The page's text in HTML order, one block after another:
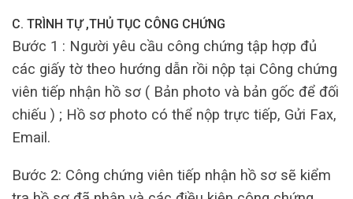
C. TRÌNH TỰ ,THỦ TỤC CÔNG CHỨNG
Bước 1 : Người yêu cầu công chứng tập hợp đủ
các giấy tờ theo hướng dẫn rồi nộp tại Công chứng
viên tiếp nhận hồ sơ ( Bản photo và bản gốc để đối
chiếu ) ; Hồ sơ photo có thể nộp trực tiếp, Gửi Fax,
Email.
Bước 2: Công chứng viên tiếp nhận hồ sơ sẽ kiểm